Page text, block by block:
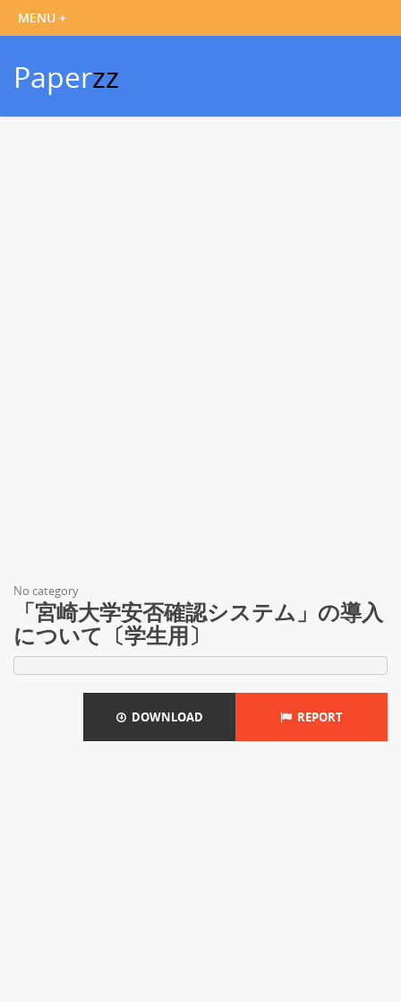
Paperzz
No category
「宮崎大学安否確認システム」の導入
について〔学生用〕
DOWNLOAD REPORT